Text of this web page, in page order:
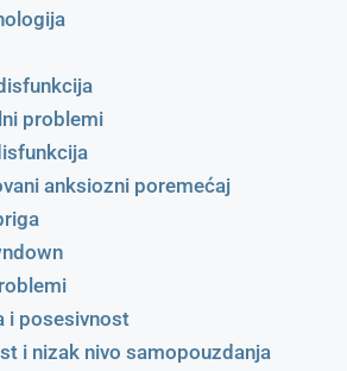
problemi
anksiozni poremećaj
i posesivnost
i nizak nivo samopouzdanja